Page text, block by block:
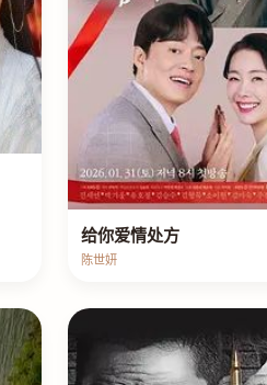
给你爱情处方
陈世妍